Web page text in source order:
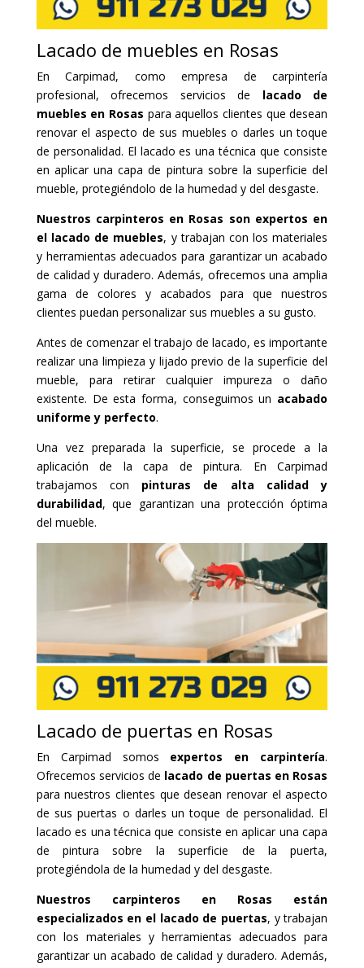
Lacado de muebles en Rosas
En Carpimad, como empresa de carpintería
profesional, ofrecemos servicios de lacado de
muebles en Rosas para aquellos clientes que desean
renovar el aspecto de sus muebles o darles un toque
de personalidad. El lacado es una técnica que consiste
en aplicar una capa de pintura sobre la superficie del
mueble, protegiéndolo de la humedad y del desgaste.
Nuestros carpinteros en Rosas son expertos en
el lacado de muebles, y trabajan con los materiales
y herramientas adecuados para garantizar un acabado
de calidad y duradero. Además, ofrecemos una amplia
gama de colores y acabados para que nuestros
clientes puedan personalizar sus muebles a su gusto.
Antes de comenzar el trabajo de lacado, es importante
realizar una limpieza y lijado previo de la superficie del
mueble, para retirar cualquier impureza o daño
existente. De esta forma, conseguimos un acabado
uniforme y perfecto.
Una vez preparada la superficie, se procede a la
aplicación de la capa de pintura. En Carpimad
trabajamos con pinturas de alta calidad y
durabilidad, que garantizan una protección óptima
del mueble.
Lacado de puertas en Rosas
En Carpimad somos expertos en carpintería.
Ofrecemos servicios de lacado de puertas en Rosas
para nuestros clientes que desean renovar el aspecto
de sus puertas o darles un toque de personalidad. El
lacado es una técnica que consiste en aplicar una capa
de pintura sobre la superficie de la puerta,
protegiéndola de la humedad y del desgaste.
Nuestros carpinteros en Rosas están
especializados en el lacado de puertas, y trabajan
con los materiales y herramientas adecuados para
garantizar un acabado de calidad y duradero. Además,